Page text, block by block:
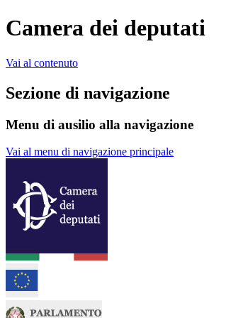
Camera dei deputati
Vai al contenuto
Sezione di navigazione
Menu di ausilio alla navigazione
Vai al menu di navigazione principale